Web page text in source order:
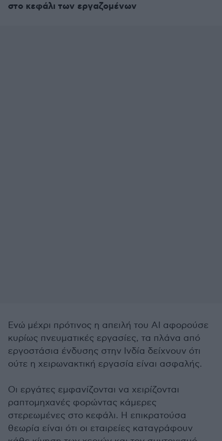
στο κεφάλι των εργαζομένων
Ενώ μέχρι πρότινος η απειλή του AI αφορούσε
κυρίως πνευματικές εργασίες, τα πλάνα από
εργοστάσια ένδυσης στην Ινδία δείχνουν ότι
ούτε η χειρωνακτική εργασία είναι ασφαλής.
Οι εργάτες εμφανίζονται να χειρίζονται
ραπτομηχανές φορώντας κάμερες
στερεωμένες στο κεφάλι. Η επικρατούσα
θεωρία είναι ότι οι εταιρείες καταγράφουν